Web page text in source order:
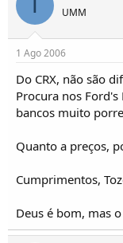
UMM
1 Ago 2006
Do CRX, não são
Procura nos Ford's
bancos muito
Quanto a preços,
Cumprimentos,
Deus é bom, mas